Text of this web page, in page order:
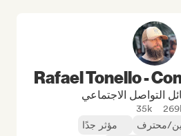
Rafael Tonello -
التواصل الاجتماعي
35k
محترف
مؤثر جدًا